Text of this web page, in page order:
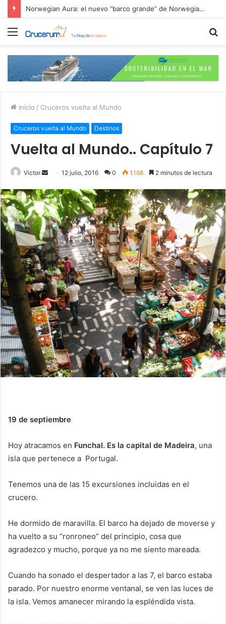
Cruceros 2026: Itinerarios más buscados y ofertas de reserva anticipada
Menú
Inicio / Cruceros vuelta al Mundo
Cruceros vuelta al Mundo Destinos
Vuelta al Mundo.. Capítulo 7
Victor
Send
email
12 julio, 2016 0 1.168 2 minutos de lectura
19 de septiembre
Hoy atracamos en Funchal. Es la capital de Madeira, una
isla que pertenece a Portugal.
Tenemos una de las 15 excursiones incluidas en el
crucero.
He dormido de maravilla. El barco ha dejado de moverse y
ha vuelto a su “ronroneo” del principio, cosa que
agradezco y mucho, porque ya no me siento mareada.
Cuando ha sonado el despertador a las 7, el barco estaba
parado. Por nuestro enorme ventanal, se ven las luces de
la isla. Vemos amanecer mirando la espléndida vista.